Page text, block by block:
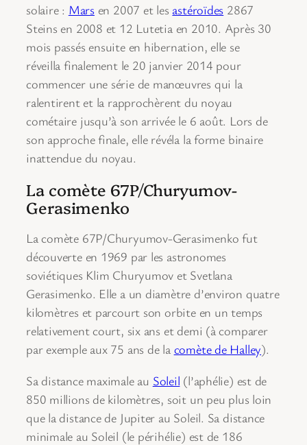
solaire : Marsen 2007 et les astéroïdes 2867
Steins en 2008 et 12 Lutetia en 2010. Après 30
mois passés ensuite en hibernation, elle se
réveilla finalement le 20 janvier 2014 pour
commencer une série de manœuvres qui la
ralentirent et la rapprochèrent du noyau
cométaire jusqu’à son arrivée le 6 août. Lors de
son approche finale, elle révéla la forme binaire
inattendue du noyau.
La comète 67P/Churyumov-
Gerasimenko
La comète 67P/Churyumov-Gerasimenko fut
découverte en 1969 par les astronomes
soviétiques Klim Churyumov et Svetlana
Gerasimenko. Elle a un diamètre d’environ quatre
kilomètres et parcourt son orbite en un temps
relativement court, six ans et demi (à comparer
par exemple aux 75 ans de la comète de Halley).
Sa distance maximale au Soleil (l’aphélie) est de
850 millions de kilomètres, soit un peu plus loin
que la distance de Jupiter au Soleil. Sa distance
minimale au Soleil (le périhélie) est de 186